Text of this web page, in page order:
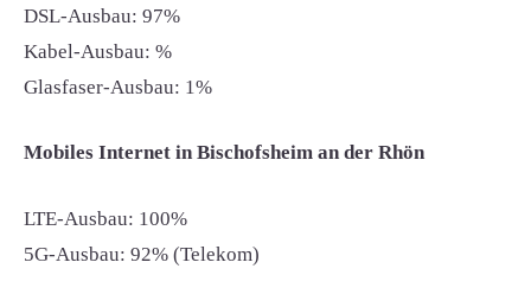
DSL-Ausbau: 97%
Kabel-Ausbau: %
Glasfaser-Ausbau: 1%
Mobiles Internet in Bischofsheim an der Rhön
LTE-Ausbau: 100%
5G-Ausbau: 92% (Telekom)